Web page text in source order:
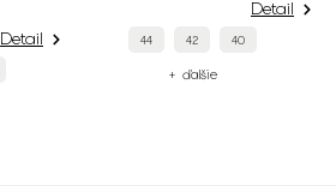
Detail
Detail
44 42 40
+ ďalšie